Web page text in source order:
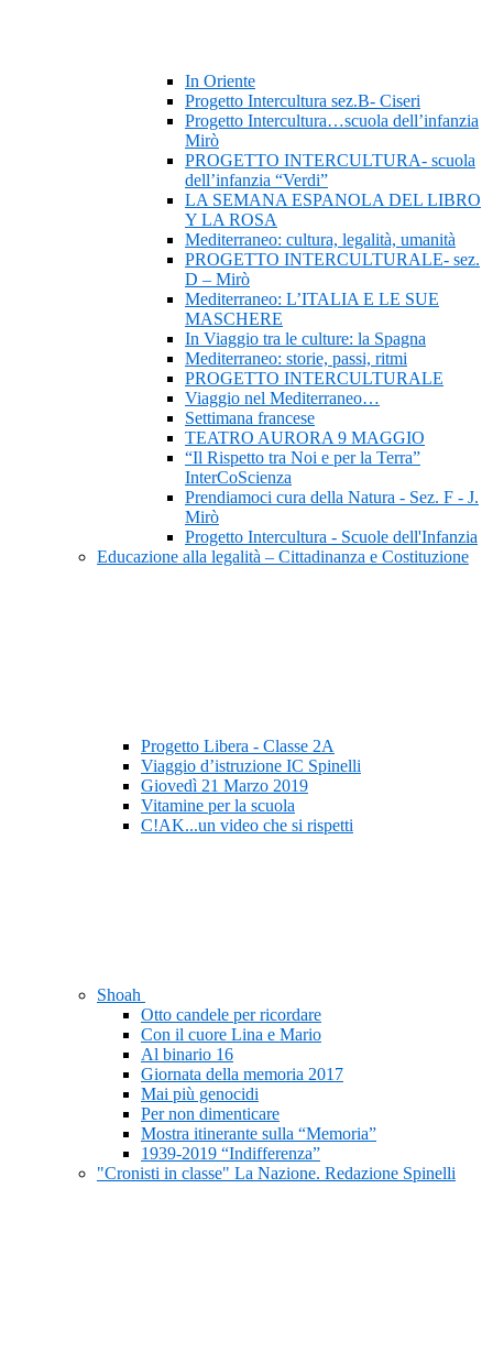
In Oriente
Progetto Intercultura sez.B- Ciseri
Progetto Intercultura…scuola dell’infanzia
Mirò
PROGETTO INTERCULTURA- scuola
dell’infanzia “Verdi”
LA SEMANA ESPANOLA DEL LIBRO
Y LA ROSA
Mediterraneo: cultura, legalità, umanità
PROGETTO INTERCULTURALE- sez.
D – Mirò
Mediterraneo: L’ITALIA E LE SUE
MASCHERE
In Viaggio tra le culture: la Spagna
Mediterraneo: storie, passi, ritmi
PROGETTO INTERCULTURALE
Viaggio nel Mediterraneo…
Settimana francese
TEATRO AURORA 9 MAGGIO
“Il Rispetto tra Noi e per la Terra”
InterCoScienza
Prendiamoci cura della Natura - Sez. F - J.
Mirò
Progetto Intercultura - Scuole dell'Infanzia
Educazione alla legalità – Cittadinanza e Costituzione
Progetto Libera - Classe 2A
Viaggio d’istruzione IC Spinelli
Giovedì 21 Marzo 2019
Vitamine per la scuola
C!AK...un video che si rispetti
Shoah
Otto candele per ricordare
Con il cuore Lina e Mario
Al binario 16
Giornata della memoria 2017
Mai più genocidi
Per non dimenticare
Mostra itinerante sulla “Memoria”
1939-2019 “Indifferenza”
"Cronisti in classe" La Nazione. Redazione Spinelli